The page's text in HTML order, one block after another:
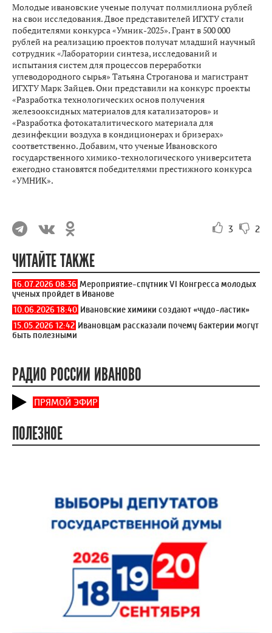
Молодые ивановские ученые получат полмиллиона рублей
на свои исследования. Двое представителей ИГХТУ стали
победителями конкурса «Умник-2025». Грант в 500 000
рублей на реализацию проектов получат младший научный
сотрудник «Лаборатории синтеза, исследований и
испытания систем для процессов переработки
углеводородного сырья» Татьяна Строганова и магистрант
ИГХТУ Марк Зайцев. Они представили на конкурс проекты
«Разработка технологических основ получения
железооксидных материалов для катализаторов» и
«Разработка фотокаталитического материала для
дезинфекции воздуха в кондиционерах и бризерах»
соответственно. Добавим, что ученые Ивановского
государственного химико-технологического университета
ежегодно становятся победителями престижного конкурса
«УМНИК».
3 2
ЧИТАЙТЕ ТАКЖЕ
16.07.2026 08:36 Мероприятие-спутник VI Конгресса молодых
ученых пройдет в Иванове
10.06.2026 18:40 Ивановские химики создают «чудо-ластик»
15.05.2026 12:42 Ивановцам рассказали почему бактерии могут
быть полезными
РАДИО РОССИИ ИВАНОВО
ПРЯМОЙ ЭФИР
ПОЛЕЗНОЕ